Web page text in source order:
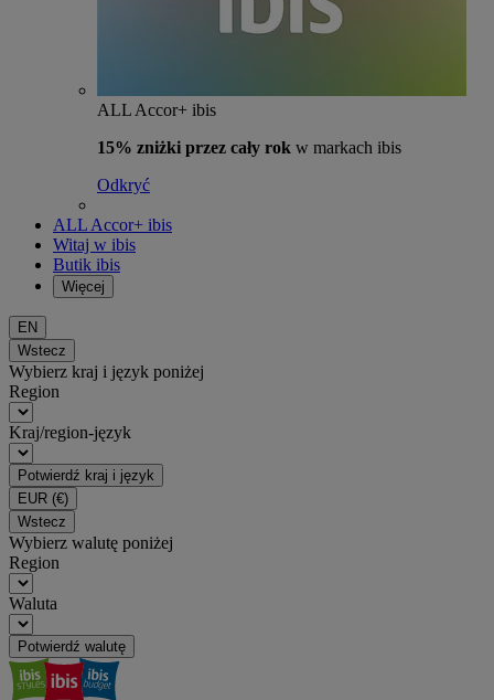
ALL Accor+ ibis
15% zniżki przez cały rok w markach ibis
Odkryć
ALL Accor+ ibis
Witaj w ibis
Butik ibis
Więcej
EN
Wstecz
Wybierz kraj i język poniżej
Region
Kraj/region-język
Potwierdź kraj i język
EUR (€)
Wstecz
Wybierz walutę poniżej
Region
Waluta
Potwierdź walutę